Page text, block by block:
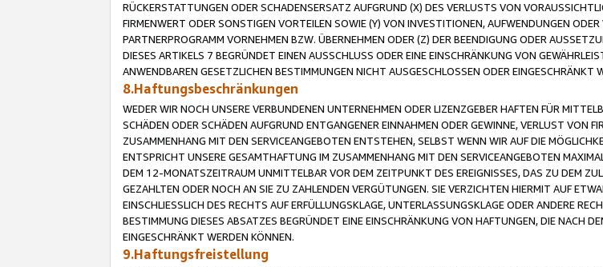
RÜCKERSTATTUNGEN ODER SCHADENSERSATZ AUFGRUND (X) DES VERLUSTS VON
FIRMENWERT ODER SONSTIGEN VORTEILEN SOWIE (Y) VON INVESTITIONEN, AUFWENDUNGEN
PARTNERPROGRAMM VORNEHMEN BZW. ÜBERNEHMEN ODER (Z) DER BEENDIGUNG ODER
DIESES ARTIKELS 7 BEGRÜNDET EINEN AUSSCHLUSS ODER EINE EINSCHRÄNKUNG VON
ANWENDBAREN GESETZLICHEN BESTIMMUNGEN NICHT AUSGESCHLOSSEN ODER EINGESCHRÄNKT
8.Haftungsbeschränkungen
WEDER WIR NOCH UNSERE VERBUNDENEN UNTERNEHMEN ODER LIZENZGEBER HAFTEN FÜR
SCHÄDEN ODER SCHÄDEN AUFGRUND ENTGANGENER EINNAHMEN ODER GEWINNE, VERLUST VON
ZUSAMMENHANG MIT DEN SERVICEANGEBOTEN ENTSTEHEN, SELBST WENN WIR AUF DIE
ENTSPRICHT UNSERE GESAMTHAFTUNG IM ZUSAMMENHANG MIT DEN SERVICEANGEBOTEN
DEM 12-MONATSZEITRAUM UNMITTELBAR VOR DEM ZEITPUNKT DES EREIGNISSES, DAS ZU DEM
GEZAHLTEN ODER NOCH AN SIE ZU ZAHLENDEN VERGÜTUNGEN. SIE VERZICHTEN HIERMIT AUF
EINSCHLIESSLICH DES RECHTS AUF ERFÜLLUNGSKLAGE, UNTERLASSUNGSKLAGE ODER ANDERE
BESTIMMUNG DIESES ABSATZES BEGRÜNDET EINE EINSCHRÄNKUNG VON HAFTUNGEN, DIE NACH
EINGESCHRÄNKT WERDEN KÖNNEN.
9.Haftungsfreistellung